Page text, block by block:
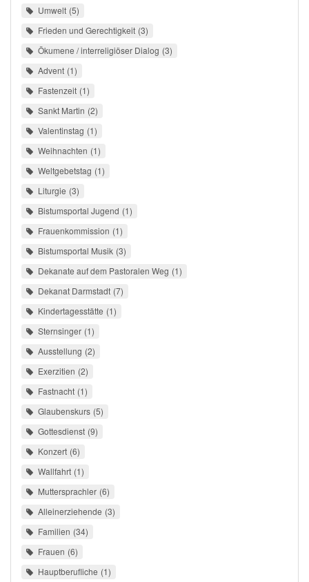
Umwelt 5
Frieden und Gerechtigkeit 3
Ökumene / interreligiöser Dialog 3
Advent 1
Fastenzeit 1
Sankt Martin 2
Valentinstag 1
Weihnachten 1
Weltgebetstag 1
Liturgie 3
Bistumsportal Jugend 1
Frauenkommission 1
Bistumsportal Musik 3
Dekanate auf dem Pastoralen Weg 1
Dekanat Darmstadt 7
Kindertagesstätte 1
Sternsinger 1
Ausstellung 2
Exerzitien 2
Fastnacht 1
Glaubenskurs 5
Gottesdienst 9
Konzert 6
Wallfahrt 1
Muttersprachler 6
Alleinerziehende 3
Familien 34
Frauen 6
Hauptberufliche 1